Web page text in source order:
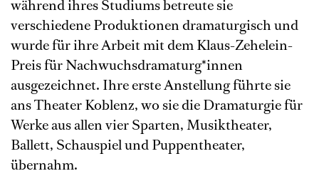
während ihres Studiums betreute sie
verschiedene Produktionen dramaturgisch und
wurde für ihre Arbeit mit dem Klaus-Zehelein-
Preis für Nachwuchsdramaturg*innen
ausgezeichnet. Ihre erste Anstellung führte sie
ans Theater Koblenz, wo sie die Dramaturgie für
Werke aus allen vier Sparten, Musiktheater,
Ballett, Schauspiel und Puppentheater,
übernahm.